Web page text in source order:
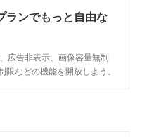
ランでもっと自由な
広告非表示、画像容量無制
限などの機能を開放しよう。